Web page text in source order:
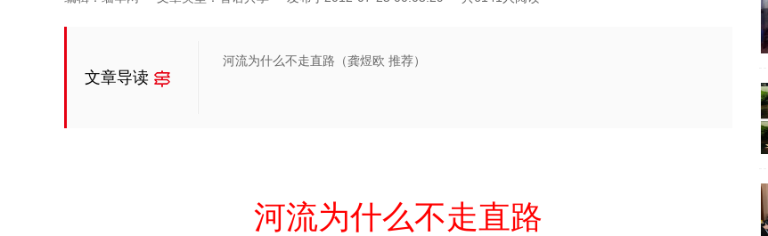
文章导读
河流为什么不走直路（龚煜欧 推荐）
河流为什么不走直路